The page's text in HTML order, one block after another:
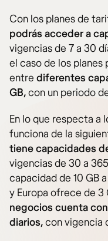
Con los planes de
podrás acceder a
vigencias de 7 a 30
el caso de los planes
entre diferentes
GB,con un periodo
En lo que respecta a
funciona de la
tiene capacidades
vigencias de 30 a
capacidad de 10 GB
y Europa ofrece de 3
negocios cuenta
diarios,con vigencia